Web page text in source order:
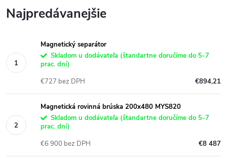
Najpredávanejšie
Magnetický separátor
Skladom u dodávateľa (štandartne doručíme do 5-7
prac. dní)
€894,21
€727 bez DPH
Magnetická rovinná brúska 200x480 MYS820
Skladom u dodávateľa (štandartne doručíme do 5-7
prac. dní)
€8 487
€6 900 bez DPH